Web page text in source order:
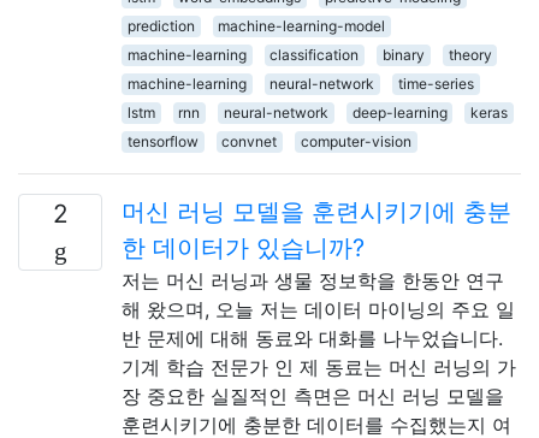
prediction
machine-learning-model
machine-learning
classification binary
theory
machine-learning
neural-network
time-series
lstm
rnn neural-network deep-learning
keras
tensorflow
convnet computer-vision
2
머신 러닝 모델을 훈련시키기에 충분
한 데이터가 있습니까?
저는 머신 러닝과 생물 정보학을 한동안 연구
해 왔으며, 오늘 저는 데이터 마이닝의 주요 일
반 문제에 대해 동료와 대화를 나누었습니다.
기계 학습 전문가 인 제 동료는 머신 러닝의 가
장 중요한 실질적인 측면은 머신 러닝 모델을
훈련시키기에 충분한 데이터를 수집했는지 여